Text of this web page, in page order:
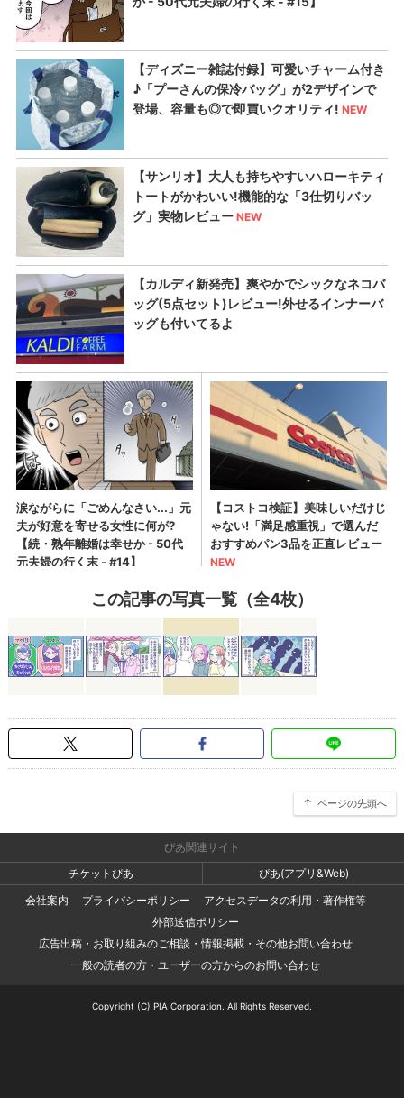
この記事の写真一覧（全4枚）
ページの先頭へ
ぴあ関連サイト
チケットぴあ
ぴあ(アプリ&Web)
会社案内
プライバシーポリシー
アクセスデータの利用・著作権等
外部送信ポリシー
広告出稿・お取り組みのご相談・情報掲載・その他お問い合わせ
一般の読者の方・ユーザーの方からのお問い合わせ
Copyright (C) PIA Corporation. All Rights Reserved.